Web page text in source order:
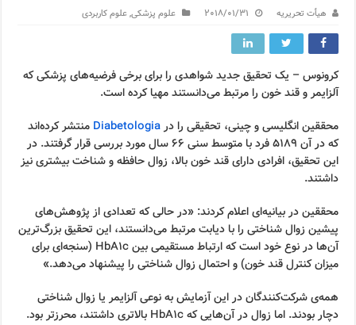
هیأت تحریریه 2018/01/31 علوم پزشکی,علوم کاربردی
کرونوس – یک تحقیق جدید شواهدی را برای برخی فرضیه‌های پزشکی که
آلزایمر و قند خون را مرتبط می‌دانستند مهیا کرده است.
محققین انگلیسی و چینی، تحقیقی را درDiabetologia منتشر کرده‌اند
که در آن ۵۱۸۹ فرد با متوسط سنی ۶۶ سال مورد بررسی قرار گرفتند. در
این تحقیق، افرادی دارای قند خون بالا، زوال حافظه و شناخت بیشتری نیز
داشتند.
محققین در بیانیه‌ای اعلام کردند: «در حالی که تعدادی از پژوهش‌های
پیشین زوال شناختی را با دیابت مرتبط می‌دانستند، این تحقیق بزرگ‌ترین
آن‌ها در نوع خود است که ارتباط مستقیمی بین HbA1c (سنجه‌ای برای
میزان کنترل قند خون) و احتمال زوال شناختی را پیشنهاد می‌دهد.»
همه‌ی شرکت‌کنندگان در این آزمایش به نوعی آلزایمر یا زوال شناختی
دچار بودند. اما زوال در آن‌هایی که HbA1c بالاتری داشتند، محرزتر بود.